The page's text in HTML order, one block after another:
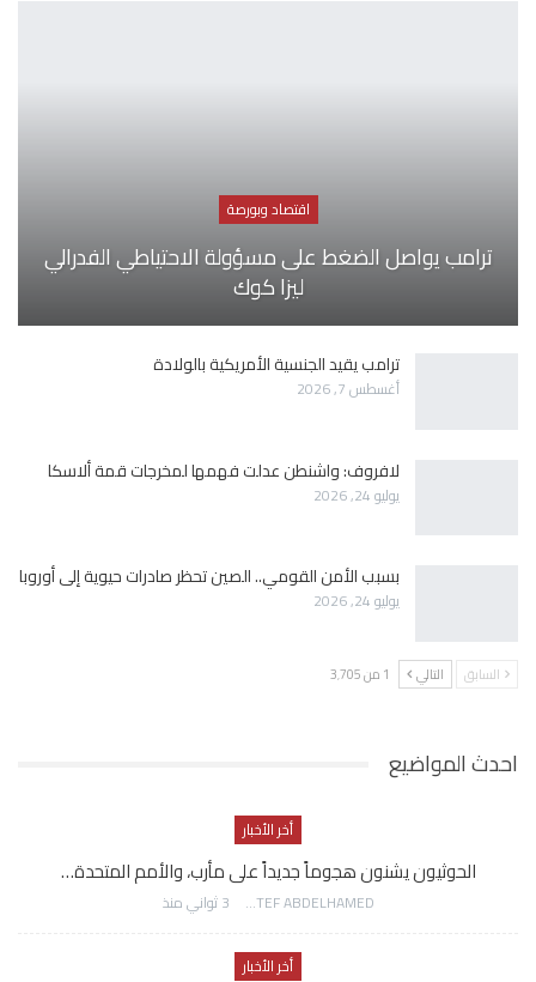
اقتصاد وبورصة
ترامب يواصل الضغط على مسؤولة الاحتياطي الفدرالي
ليزا كوك
ترامب يقيد الجنسية الأمريكية بالولادة
أغسطس 7, 2026
لافروف: واشنطن عدلت فهمها لمخرجات قمة ألاسكا
يوليو 24, 2026
بسبب الأمن القومي.. الصين تحظر صادرات حيوية إلى أوروبا
يوليو 24, 2026
السابق التالي 1 من 3٬705
احدث المواضيع
أخر الأخبار
الحوثيون يشنون هجوماً جديداً على مأرب، والأمم المتحدة…
AWATEF ABDELHAMED 3 ثواني منذ
أخر الأخبار